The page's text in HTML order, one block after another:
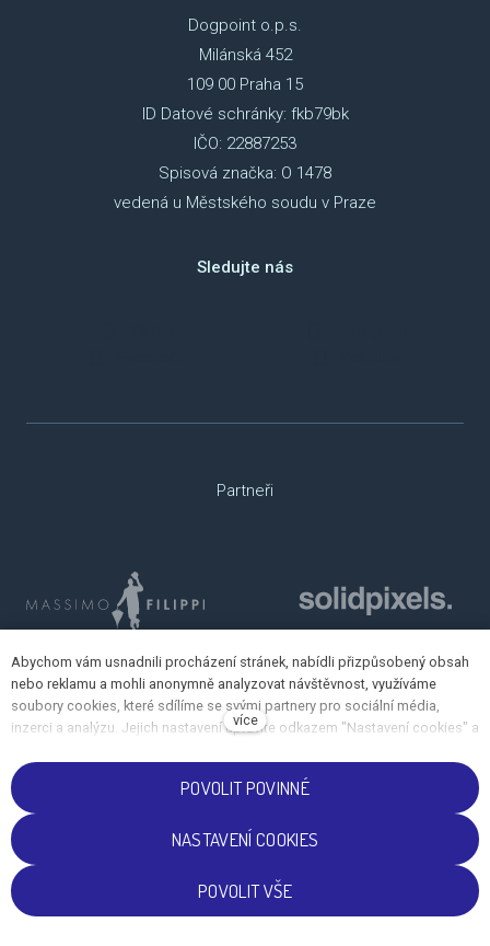
EN
Dogpoint o.p.s.
Milánská 452
109 00 Praha 15
ID Datové schránky: fkb79bk
IČO: 22887253
Spisová značka: O 1478
vedená u Městského soudu v Praze
Sledujte nás
Partneři
Abychom vám usnadnili procházení stránek, nabídli přizpůsobený obsah
nebo reklamu a mohli anonymně analyzovat návštěvnost, využíváme
soubory cookies, které sdílíme se svými partnery pro sociální média,
inzerci a analýzu. Jejich nastavení upravíte odkazem "Nastavení cookies" a
v našich Zásadách ochrany osobních údajů a používání souborů cookies.
Souhlasíte s používáním cookies?
více
POVOLIT POVINNÉ
NASTAVENÍ COOKIES
POVOLIT VŠE